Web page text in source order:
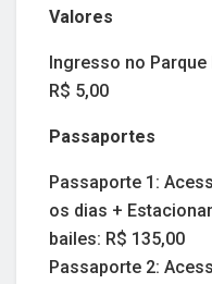
Valores
Ingresso no
R$ 5,00
Passaportes
Passaporte 1:
os dias +
bailes: R$ 135,00
Passaporte 2: